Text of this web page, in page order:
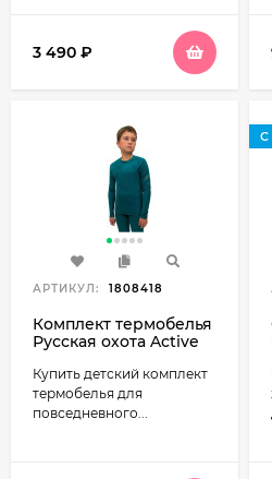
3 490 ₽
АРТИКУЛ: 1808418
Комплект термобелья
Русская охота Active
Купить детский комплект
термобелья для
повседневного...